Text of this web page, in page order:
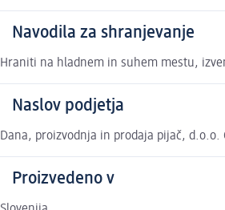
Navodila za shranjevanje
Hraniti na hladnem in suhem mestu,
Naslov podjetja
Dana, proizvodnja in prodaja pijač, d.o.o.
Proizvedeno v